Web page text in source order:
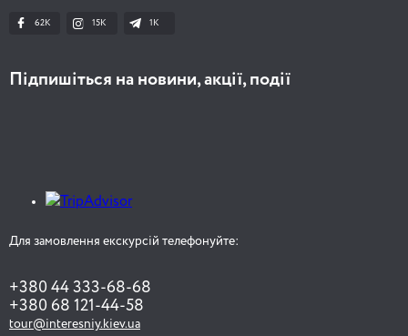
62K 15K 1К
Підпишіться на новини, акції, події
Для замовлення екскурсій телефонуйте:
+380 44 333-68-68
+380 68 121-44-58
tour@interesniy.kiev.ua